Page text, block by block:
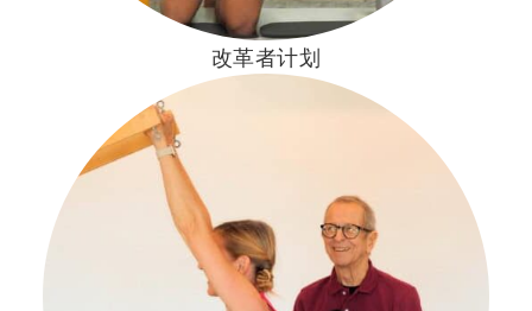
改革者计划